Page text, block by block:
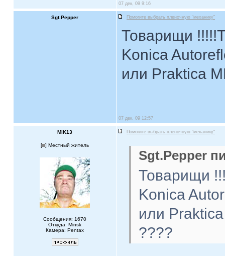
07 дек, 09 9:16
Sgt.Pepper Помогите выбрать пленочную "механику"
Товарищи
Konica
или Praktica
07 дек, 09 12:57
MiK13 Помогите выбрать пленочную "механику"
[ ] Местный житель
Сообщения: 1670
Откуда: Minsk
Камера: Pentax
Sgt.Pepper
Товарищи
Konica
или
????